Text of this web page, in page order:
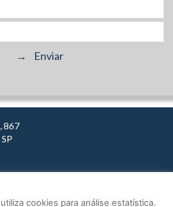
867
cookies para análise estatística.